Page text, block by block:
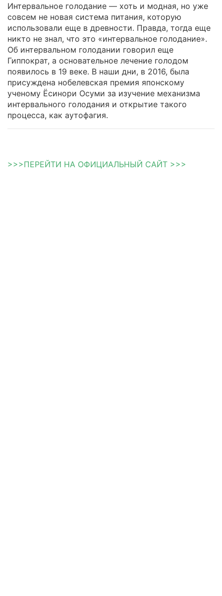
Интервальное голодание — хоть и модная, но уже
совсем не новая система питания, которую
использовали еще в древности. Правда, тогда еще
никто не знал, что это «интервальное голодание».
Об интервальном голодании говорил еще
Гиппократ, а основательное лечение голодом
появилось в 19 веке. В наши дни, в 2016, была
присуждена нобелевская премия японскому
ученому Ёсинори Осуми за изучение механизма
интервального голодания и открытие такого
процесса, как аутофагия.
>>>ПЕРЕЙТИ НА ОФИЦИАЛЬНЫЙ САЙТ >>>